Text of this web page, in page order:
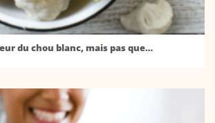
du chou blanc, mais pas que…